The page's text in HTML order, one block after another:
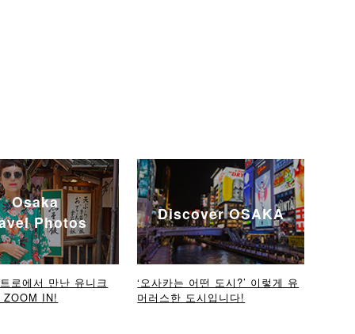
Osaka
Photos
로에서 만난 유니크
ZOOM IN!
Discover OSAKA
‘오사카는 어떤 도시?’ 이렇게 유
머러스한 도시입니다!